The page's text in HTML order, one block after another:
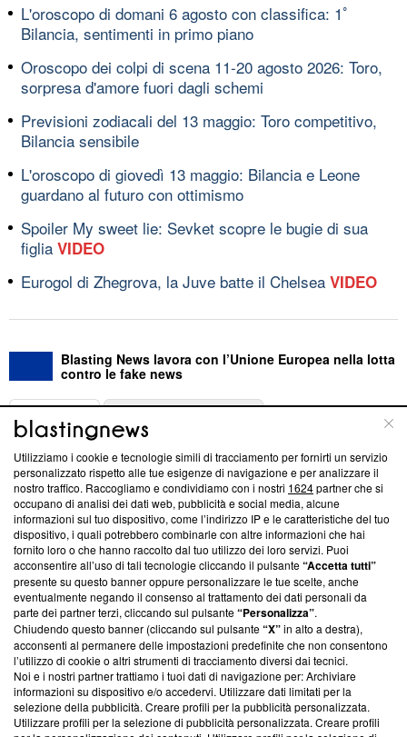
L'oroscopo di domani 6 agosto con classifica: 1ﾟ
Bilancia, sentimenti in primo piano
Oroscopo dei colpi di scena 11-20 agosto 2026: Toro,
sorpresa d'amore fuori dagli schemi
Previsioni zodiacali del 13 maggio: Toro competitivo,
Bilancia sensibile
L'oroscopo di giovedì 13 maggio: Bilancia e Leone
guardano al futuro con ottimismo
Spoiler My sweet lie: Sevket scopre le bugie di sua
figlia VIDEO
Eurogol di Zhegrova, la Juve batte il Chelsea VIDEO
Blasting News lavora con l’Unione Europea nella lotta
contro le fake news
ABOUT
Questa sezione offre informazioni trasparenti su Blasting
News, sui nostri processi editoriali e su come ci impegniamo a
creare news di qualità. Inoltre, afferma la nostra aderenza a
‘Trust Project - News with Integrity’Blasting News non è
ancora membro del programma, ma ha richiesto di farne
parte; Trust Project non ha ancora effettuato una verifica di
conformità agli standard.
Su di noi
Team editoriale
Corporate
Redazione
Utilizziamo i cookie e tecnologie simili di tracciamento per fornirti un servizio
personalizzato rispetto alle tue esigenze di navigazione e per analizzare il
nostro traffico. Raccogliamo e condividiamo con i nostri 1624partner che si
occupano di analisi dei dati web, pubblicità e social media, alcune
informazioni sul tuo dispositivo, come l’indirizzo IP e le caratteristiche del tuo
dispositivo, i quali potrebbero combinarle con altre informazioni che hai
fornito loro o che hanno raccolto dal tuo utilizzo dei loro servizi. Puoi
acconsentire all’uso di tali tecnologie cliccando il pulsante“Accetta tutti”
presente su questo banner oppure personalizzare le tue scelte, anche
eventualmente negando il consenso al trattamento dei dati personali da
parte dei partner terzi, cliccando sul pulsante“Personalizza”.
Chiudendo questo banner (cliccando sul pulsante“X”in alto a destra),
acconsenti al permanere delle impostazioni predefinite che non consentono
l’utilizzo di cookie o altri strumenti di tracciamento diversi dai tecnici.
Noi e i nostri partner trattiamo i tuoi dati di navigazione per: Archiviare
informazioni su dispositivo e/o accedervi. Utilizzare dati limitati per la
selezione della pubblicità. Creare profili per la pubblicità personalizzata.
Utilizzare profili per la selezione di pubblicità personalizzata. Creare profili